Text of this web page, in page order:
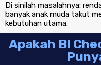
Di sinilah masalahnya:
banyak anak muda takut
kebutuhan utama.
Apakah BI